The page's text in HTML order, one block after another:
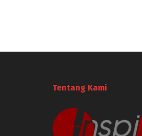
Tentang Kami